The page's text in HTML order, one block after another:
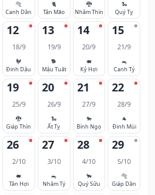
🐅
Canh Dần
🐈
Tân Mão
🐉
Nhâm Thìn
🐍
Quý Tỵ
12
18/9
🐓
Đinh Dậu
13
19/9
🐕
Mậu Tuất
14
20/9
🐖
Kỷ Hợi
15
21/9
🐀
Canh Tý
19
25/9
🐉
Giáp Thìn
20
26/9
🐍
Ất Tỵ
21
27/9
🐎
Bính Ngọ
22
28/9
🐐
Đinh Mùi
26
2/10
🐖
Tân Hợi
27
3/10
🐀
Nhâm Tý
28
4/10
🐂
Quý Sửu
29
5/10
🐅
Giáp Dần